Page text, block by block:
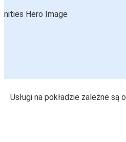
Usługi na pokładzie zależne są